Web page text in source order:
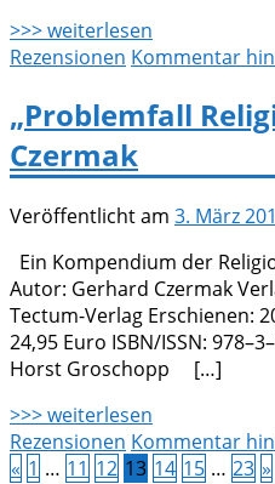
>>> weiterlesen
Rezensionen Kommentar
„Problemfall
Czermak
Veröffentlicht am 3. März
Ein Kompendium der
Autor: Gerhard Czermak
Tectum-Verlag Erschienen:
24,95 Euro ISBN/ISSN:
Horst Groschopp […]
>>> weiterlesen
Rezensionen Kommentar
« 1 … 11 12 13 14 15 … 23 »